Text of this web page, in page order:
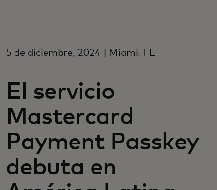
Para empresas
Para el mundo
Para innovadores
Noticias y tendencias
5 de diciembre, 2024 | Miami, FL
El servicio
Mastercard
Payment Passkey
debuta en